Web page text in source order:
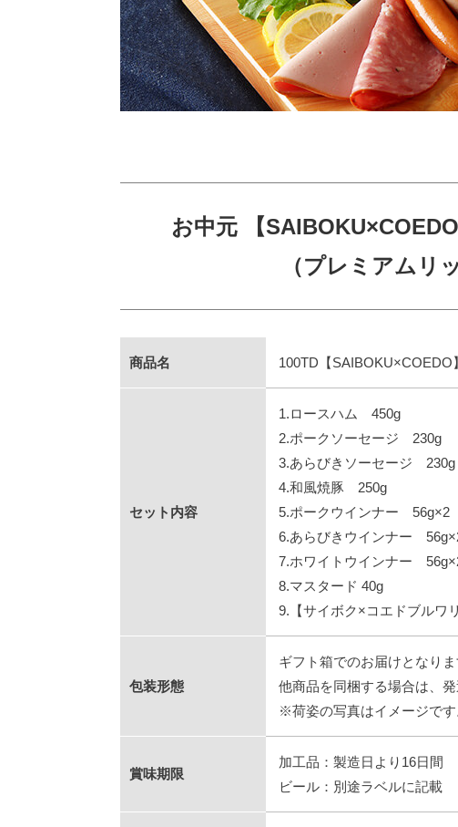
お中元 【
（プレミアムリ
商品名 100TD【SAIBOKU×COEDO
セット内容
1.ロースハム 450g
2.ポークソーセージ 230g
3.あらびきソーセージ 230g
4.和風焼豚 250g
5.ポークウインナー 56g×2
6.あらびきウインナー
7.ホワイトウインナー
8.マスタード 40g
9.【サイボク×コエドブルワ
包装形態
ギフト箱でのお届けとなりま
他商品を同梱する場合は、
※荷姿の写真はイメージです
賞味期限
加工品：製造日より16日間
ビール：別途ラベルに記載